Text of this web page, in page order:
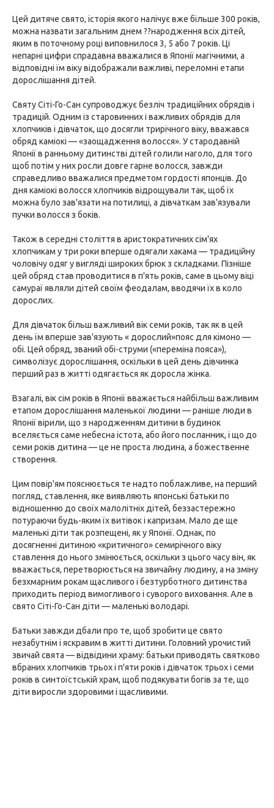
Цей дитяче свято, історія якого налічує вже більше 300 років,
можна назвати загальним днем ??народження всіх дітей,
яким в поточному році виповнилося 3, 5 або 7 років. Ці
непарні цифри спрадавна вважалися в Японії магічними, а
відповідні їм віку відображали важливі, переломні етапи
дорослішання дітей.
Святу Сіті-Го-Сан супроводжує безліч традиційних обрядів і
традицій. Одним із старовинних і важливих обрядів для
хлопчиків і дівчаток, що досягли трирічного віку, вважався
обряд каміокі — «заощадження волосся». У стародавній
Японії в ранньому дитинстві дітей голили наголо, для того
щоб потім у них росли довге гарне волосся, завжди
справедливо вважалися предметом гордості японців. До
дня каміокі волосся хлопчиків відрощували так, щоб їх
можна було зав'язати на потилиці, а дівчаткам зав'язували
пучки волосся з боків.
Також в середні століття в аристократичних сім'ях
хлопчикам у три роки вперше одягали хакама — традиційну
чоловічу одяг у вигляді широких брюк з складками. Пізніше
цей обряд став проводитися в п'ять років, саме в цьому віці
самураї являли дітей своїм феодалам, вводячи їх в коло
дорослих.
Для дівчаток більш важливий вік семи років, так як в цей
день їм вперше зав'язують « дорослий»пояс для кімоно —
обі. Цей обряд, званий обі-струми («переміна пояса»),
символізує дорослішання, оскільки в цей день дівчинка
перший раз в житті одягається як доросла жінка.
Взагалі, вік сім років в Японії вважається найбільш важливим
етапом дорослішання маленької людини — раніше люди в
Японії вірили, що з народженням дитини в будинок
вселяється саме небесна істота, або його посланник, і що до
семи років дитина — це не проста людина, а божественне
створення.
Цим повір'ям пояснюється те надто поблажливе, на перший
погляд, ставлення, яке виявляють японські батьки по
відношенню до своїх малолітніх дітей, беззастережно
потураючи будь-яким їх витівок і капризам. Мало де ще
маленькі діти так розпещені, як у Японії. Однак, по
досягненні дитиною «критичного» семирічного віку
ставлення до нього змінюється, оскільки з цього часу він, як
вважається, перетворюється на звичайну людину, а на зміну
безхмарним рокам щасливого і безтурботного дитинства
приходить період вимогливого і суворого виховання. Але в
свято Сіті-Го-Сан діти — маленькі володарі.
Батьки завжди дбали про те, щоб зробити це свято
незабутнім і яскравим в житті дитини. Головний урочистий
звичай свята — відвідини храму: батьки приводять святково
вбраних хлопчиків трьох і п'яти років і дівчаток трьох і семи
років в синтоїстській храм, щоб подякувати богів за те, що
діти виросли здоровими і щасливими.